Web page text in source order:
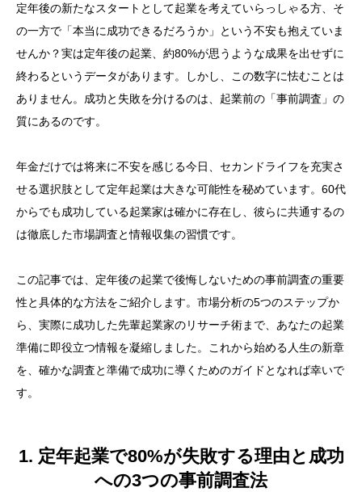
定年後の新たなスタートとして起業を考えていらっしゃる方、そ
の一方で「本当に成功できるだろうか」という不安も抱えていま
せんか？実は定年後の起業、約80%が思うような成果を出せずに
終わるというデータがあります。しかし、この数字に怯むことは
ありません。成功と失敗を分けるのは、起業前の「事前調査」の
質にあるのです。
年金だけでは将来に不安を感じる今日、セカンドライフを充実さ
せる選択肢として定年起業は大きな可能性を秘めています。60代
からでも成功している起業家は確かに存在し、彼らに共通するの
は徹底した市場調査と情報収集の習慣です。
この記事では、定年後の起業で後悔しないための事前調査の重要
性と具体的な方法をご紹介します。市場分析の5つのステップか
ら、実際に成功した先輩起業家のリサーチ術まで、あなたの起業
準備に即役立つ情報を凝縮しました。これから始める人生の新章
を、確かな調査と準備で成功に導くためのガイドとなれば幸いで
す。
1. 定年起業で80%が失敗する理由と成功
への3つの事前調査法